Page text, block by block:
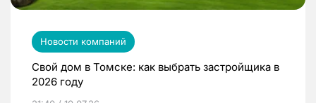
Новости компаний
Свой дом в Томске: как выбрать застройщика в
2026 году